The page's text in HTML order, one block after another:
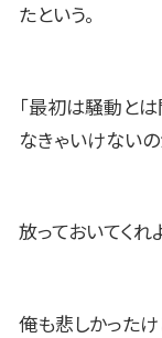
たという。
「最初は騒動と
なきゃいけないの
放っておいてくれ
俺も悲しかった